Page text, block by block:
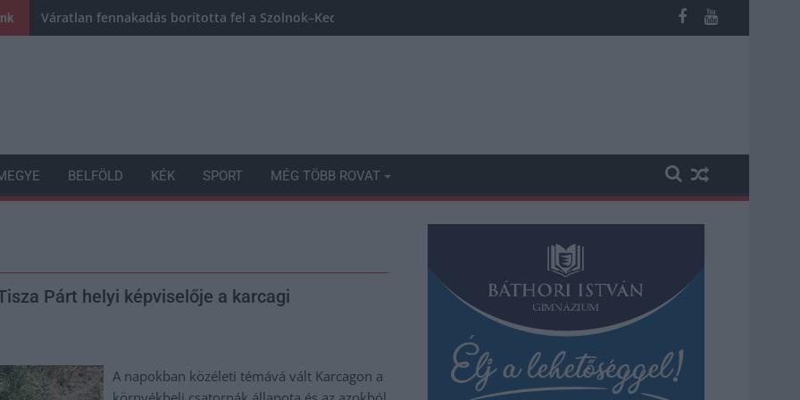
Váratlan fennakadás borította fel a Szolnok–Kecskemét vasútvonal közlekedését
BELFÖLD KÉK SPORT MÉG TÖBB ROVAT
Párt helyi képviselője a karcagi
A napokban közéleti témává vált Karcagon a